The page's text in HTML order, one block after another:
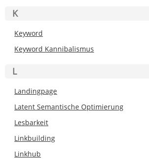
K
Keyword
Keyword Kannibalismus
L
Landingpage
Latent Semantische Optimierung
Lesbarkeit
Linkbuilding
Linkhub